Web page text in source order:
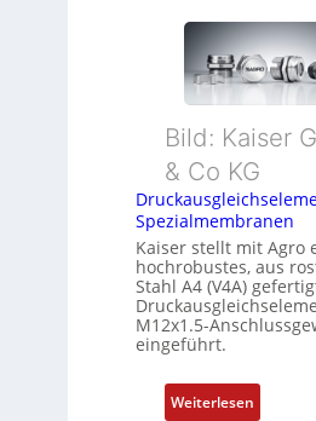
Bild: Kaiser
& Co KG
Spezialmembranen
Kaiser stellt mit Agro
hochrobustes, aus
Stahl A4 (V4A)
M12x1.5-
eingeführt.
Weiterlesen: